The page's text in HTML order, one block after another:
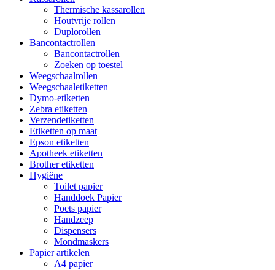
Thermische kassarollen
Houtvrije rollen
Duplorollen
Bancontactrollen
Bancontactrollen
Zoeken op toestel
Weegschaalrollen
Weegschaaletiketten
Dymo-etiketten
Zebra etiketten
Verzendetiketten
Etiketten op maat
Epson etiketten
Apotheek etiketten
Brother etiketten
Hygiëne
Toilet papier
Handdoek Papier
Poets papier
Handzeep
Dispensers
Mondmaskers
Papier artikelen
A4 papier